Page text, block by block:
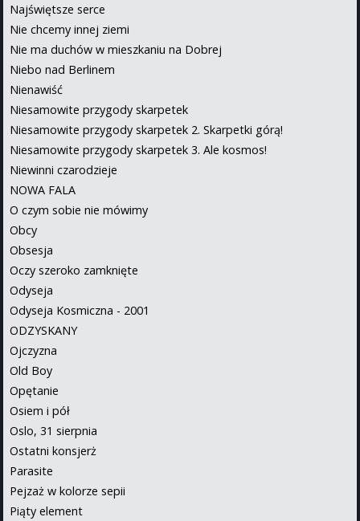
Najświętsze serce
Nie chcemy innej ziemi
Nie ma duchów w mieszkaniu na Dobrej
Niebo nad Berlinem
Nienawiść
Niesamowite przygody skarpetek
Niesamowite przygody skarpetek 2. Skarpetki górą!
Niesamowite przygody skarpetek 3. Ale kosmos!
Niewinni czarodzieje
NOWA FALA
O czym sobie nie mówimy
Obcy
Obsesja
Oczy szeroko zamknięte
Odyseja
Odyseja Kosmiczna - 2001
ODZYSKANY
Ojczyzna
Old Boy
Opętanie
Osiem i pół
Oslo, 31 sierpnia
Ostatni konsjerż
Parasite
Pejzaż w kolorze sepii
Piąty element